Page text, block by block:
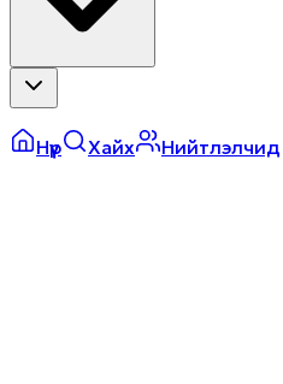
Нүүр Хайх Нийтлэлчид